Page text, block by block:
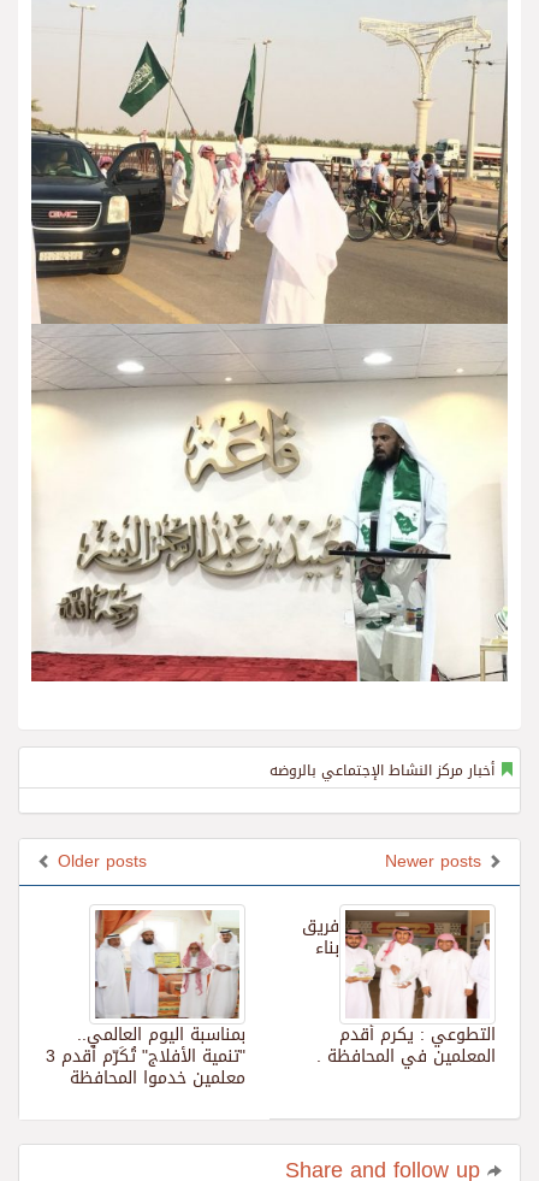
أخبار مركز النشاط الإجتماعي بالروضه
Older posts
بمناسبة اليوم العالمي..
"تنمية الأفلاج" تُكَرّم أقدم 3
معلمين خدموا المحافظة
فريق
بناء
التطوعي : يكرم أقدم
المعلمين في المحافظة .